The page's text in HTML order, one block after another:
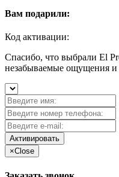
Вам подарили:
Код активации:
Спасибо, что выбрали El
незабываемые ощущения и
Активировать
×Close